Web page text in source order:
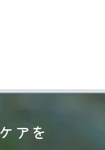
アを